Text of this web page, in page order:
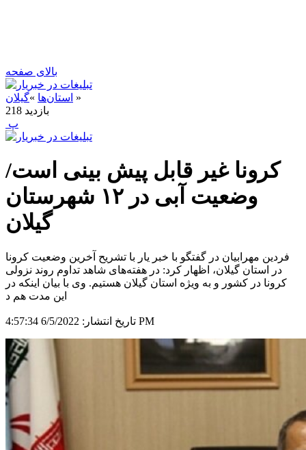
بالای صفحه
استان‌ها »گیلان
»
218 بازدید
‍ پ
کرونا غیر قابل پیش بینی است/
وضعیت آبی در ۱۲ شهرستان
گیلان
فردین مهرابیان در گفتگو با خبر یار با تشریح آخرین وضعیت کرونا
در استان گیلان، اظهار کرد: در هفته‌های شاهد تداوم روند نزولی
کرونا در کشور و به ویژه استان گیلان هستیم. وی با بیان اینکه در
این مدت هم د
تاریخ انتشار: 6/5/2022 4:57:34 PM